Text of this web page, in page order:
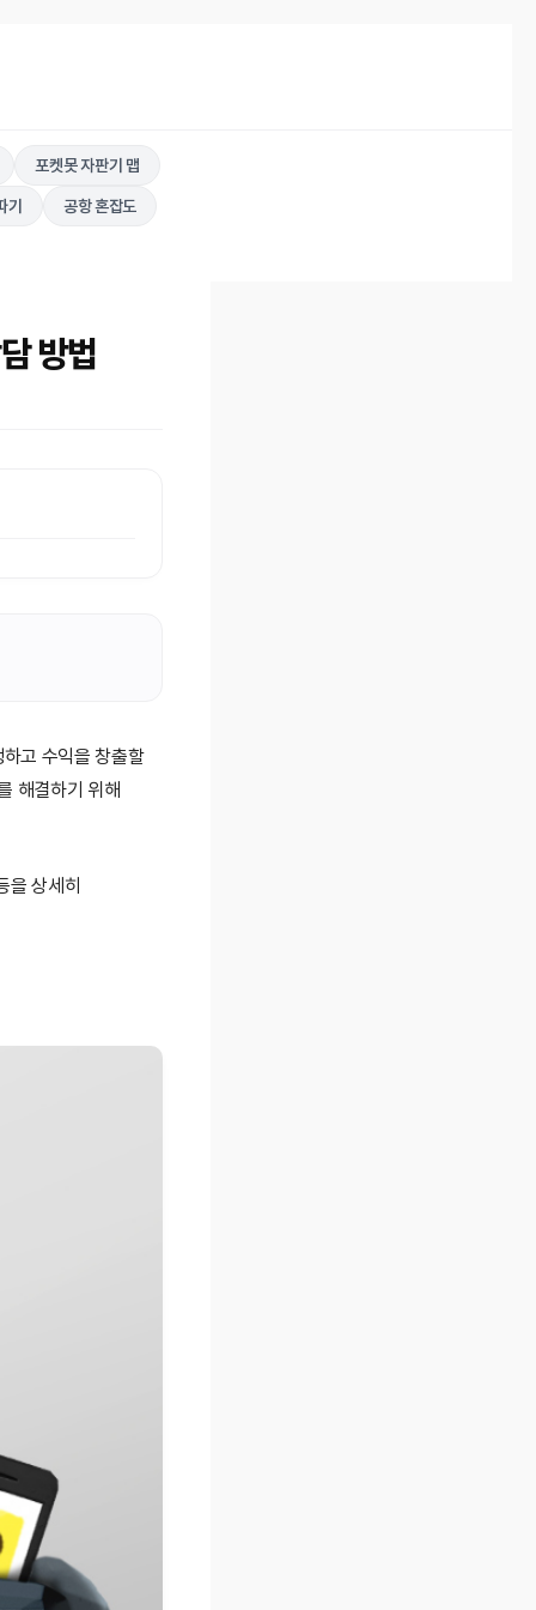
포켓못 자판기 맵
기 공항 혼잡도
방법
고 수익을 창출할
해결하기 위해
을 상세히